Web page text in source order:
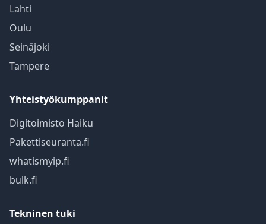
Lahti
Oulu
Seinäjoki
Tampere
Yhteistyökumppanit
Digitoimisto Haiku
Pakettiseuranta.fi
whatismyip.fi
bulk.fi
Tekninen tuki